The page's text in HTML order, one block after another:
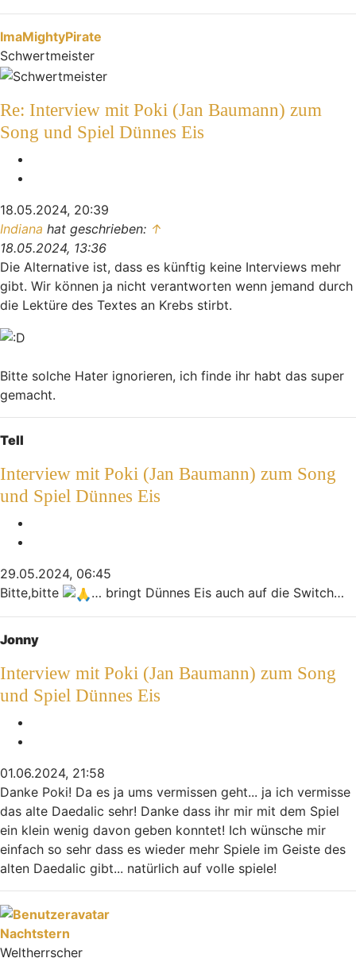
ImaMightyPirate
Schwertmeister
Re: Interview mit Poki (Jan Baumann) zum
Song und Spiel Dünnes Eis
18.05.2024, 20:39
Indiana hat geschrieben: ↑
18.05.2024, 13:36
Die Alternative ist, dass es künftig keine Interviews mehr
gibt. Wir können ja nicht verantworten wenn jemand durch
die Lektüre des Textes an Krebs stirbt.
Bitte solche Hater ignorieren, ich finde ihr habt das super
gemacht.
Nach oben
Tell
Interview mit Poki (Jan Baumann) zum Song
und Spiel Dünnes Eis
29.05.2024, 06:45
Bitte,bitte
… bringt Dünnes Eis auch auf die Switch…
Jonny
Interview mit Poki (Jan Baumann) zum Song
und Spiel Dünnes Eis
01.06.2024, 21:58
Danke Poki! Da es ja ums vermissen geht... ja ich vermisse
das alte Daedalic sehr! Danke dass ihr mir mit dem Spiel
ein klein wenig davon geben konntet! Ich wünsche mir
einfach so sehr dass es wieder mehr Spiele im Geiste des
alten Daedalic gibt... natürlich auf volle spiele!
Nachtstern
Weltherrscher